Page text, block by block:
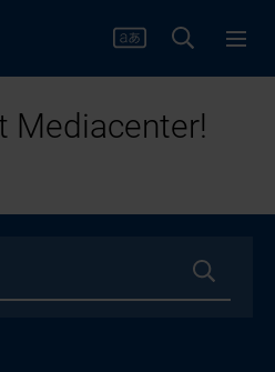
Mediacenter!